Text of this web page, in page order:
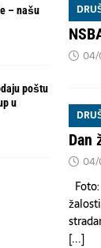
– našu
poštu
u
04/
Dan
04/
[...]